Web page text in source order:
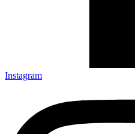
Instagram